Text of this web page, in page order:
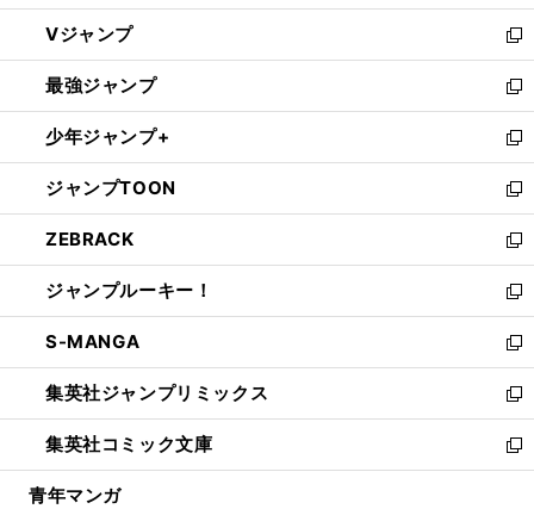
ウ
ィ
ン
ド
ウ
で
開
く
し
い
ウ
ィ
ン
ド
ウ
で
開
く
Vジャンプ
新
し
い
ウ
ィ
ン
ド
ウ
で
開
く
最強ジャンプ
新
し
い
ウ
ィ
ン
ド
ウ
で
開
く
少年ジャンプ+
新
し
い
ウ
ィ
ン
ド
ウ
で
開
く
ジャンプTOON
新
し
い
ウ
ィ
ン
ド
ウ
で
開
く
ZEBRACK
新
し
い
ウ
ィ
ン
ド
ウ
で
開
ジャンプルーキー！
新
し
い
ウ
ィ
ン
ド
ウ
S-MANGA
新
し
い
ウ
ィ
ン
集英社ジャンプリミックス
新
し
い
ウ
集英社コミック文庫
新
し
青年マンガ